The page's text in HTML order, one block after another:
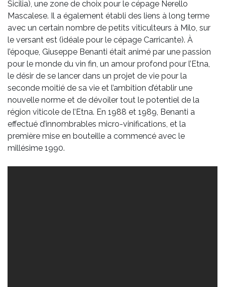
Sicilia), une zone de choix pour le cépage Nerello
Mascalese. Il a également établi des liens à long terme
avec un certain nombre de petits viticulteurs à Milo, sur
le versant est (idéale pour le cépage Carricante). À
l’époque, Giuseppe Benanti était animé par une passion
pour le monde du vin fin, un amour profond pour l’Etna,
le désir de se lancer dans un projet de vie pour la
seconde moitié de sa vie et l’ambition d’établir une
nouvelle norme et de dévoiler tout le potentiel de la
région viticole de l’Etna. En 1988 et 1989, Benanti a
effectué d’innombrables micro-vinifications, et la
première mise en bouteille a commencé avec le
millésime 1990.